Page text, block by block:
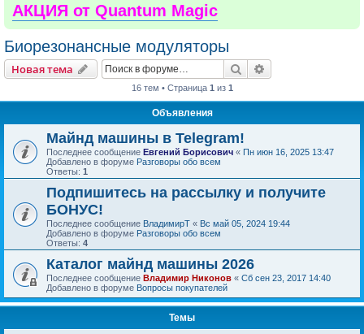
АКЦИЯ от Quantum Magic
Биорезонансные модуляторы
Новая тема Поиск
16 тем • Страница 1 из 1
Объявления
Майнд машины в Telegram!
Последнее сообщение Евгений Борисович « Пн июн 16, 2025 13:47
Добавлено в форуме Разговоры обо всем
Ответы: 1
Подпишитесь на рассылку и получите
БОНУС!
Последнее сообщение ВладимирТ « Вс май 05, 2024 19:44
Добавлено в форуме Разговоры обо всем
Ответы: 4
Каталог майнд машины 2026
Последнее сообщение Владимир Никонов « Сб сен 23, 2017 14:40
Добавлено в форуме Вопросы покупателей
Темы